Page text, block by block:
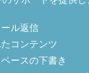
ル返信
コンテンツ
ースの下書き